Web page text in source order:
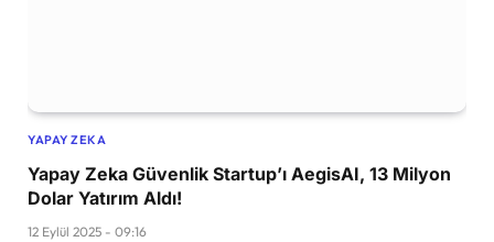
YAPAY ZEKA
Yapay Zeka Güvenlik Startup’ı AegisAI, 13 Milyon
Dolar Yatırım Aldı!
12 Eylül 2025 - 09:16